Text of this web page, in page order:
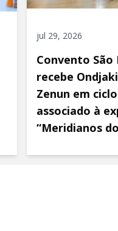
jul 29, 2026
Convento São
recebe
Zenun em ciclo
associado à
“Meridianos